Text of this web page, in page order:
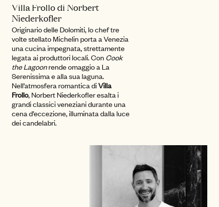
Villa Frollo di Norbert
Niederkofler
Originario delle Dolomiti, lo chef tre
volte stellato Michelin porta a Venezia
una cucina impegnata, strettamente
legata ai produttori locali. Con Cook
the Lagoonrende omaggio a La
Serenissima e alla sua laguna.
Nell’atmosfera romantica diVilla
Frollo, Norbert Niederkofler esalta i
grandi classici veneziani durante una
cena d’eccezione, illuminata dalla luce
dei candelabri.